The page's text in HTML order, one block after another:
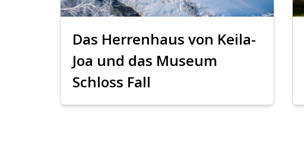
Das Herrenhaus von Keila-
Joa und das Museum
Schloss Fall